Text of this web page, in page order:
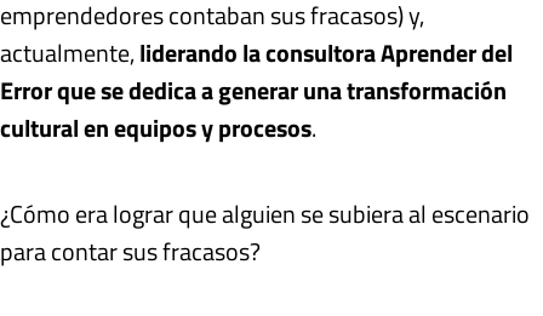
emprendedores contaban sus fracasos) y,
actualmente,liderando la consultora Aprender del
Error que se dedica a generar una transformación
cultural en equipos y procesos.
¿Cómo era lograr que alguien se subiera al escenario
para contar sus fracasos?